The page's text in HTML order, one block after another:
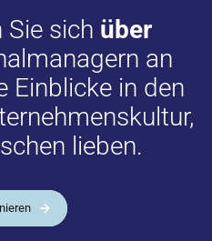
Sie sich über
an
Einblicke in den
lieben.